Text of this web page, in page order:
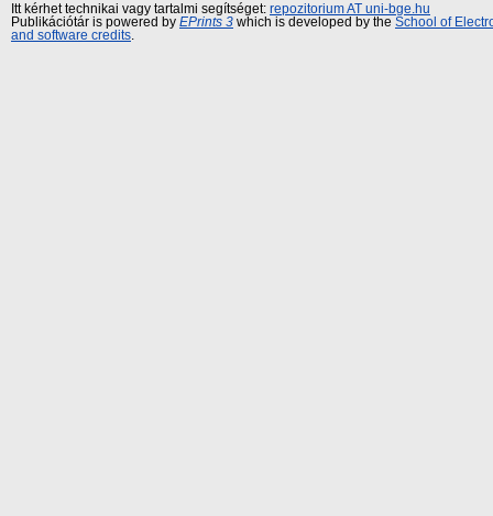
Itt kérhet technikai vagy tartalmi segítséget: repozitorium AT uni-bge.hu
Publikációtár is powered by EPrints 3 which is developed by the School of
and software credits